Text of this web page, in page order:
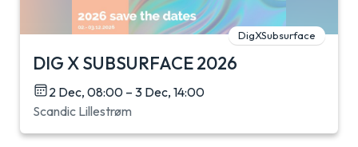
DigXSubsurface
DIG X SUBSURFACE 2026
2 Dec, 08:00 – 3 Dec, 14:00
Scandic Lillestrøm